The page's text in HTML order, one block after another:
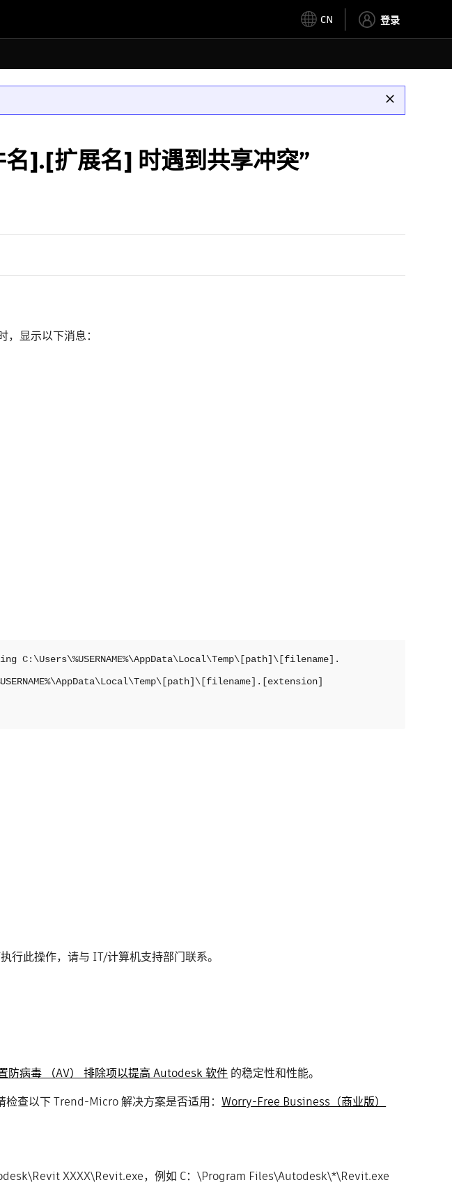
CN 登录
].[扩展名] 时遇到共享冲突”
显示以下消息：
此操作，请与 IT/计算机支持部门联系。
防病毒 （AV） 排除项以提高 Autodesk 软件 的稳定性和性能。
查以下 Trend-Micro 解决方案是否适用：Worry-Free Business（商业版）
XXXX\Revit.exe，例如 C：\Program Files\Autodesk\*\Revit.exe